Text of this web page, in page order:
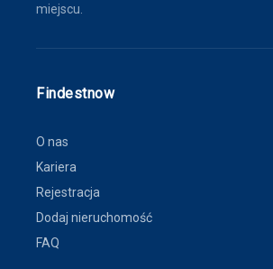
miejscu.
Findestnow
O nas
Kariera
Rejestracja
Dodaj nieruchomość
FAQ